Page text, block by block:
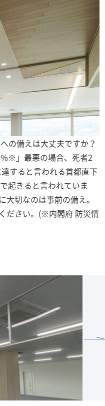
の備えは大丈夫ですか？
」最悪の場合、死者2
すると言われる首都直下
起きると言われていま
切なのは事前の備え。
ださい。(※内閣府 防災情